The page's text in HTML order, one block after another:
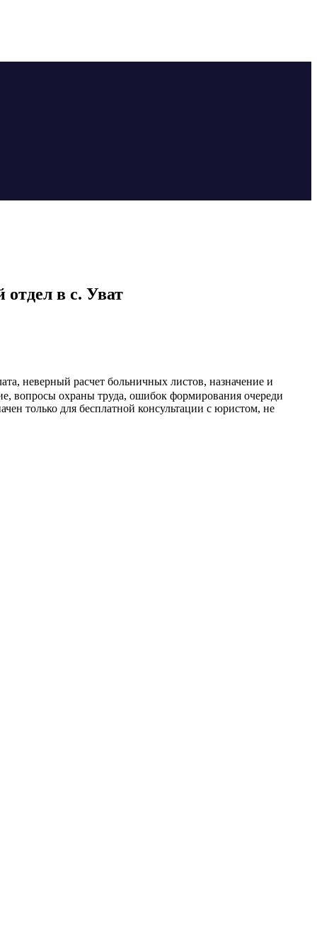
в с. Уват
неверный расчет больничных листов, назначение и
вопросы охраны труда, ошибок формирования очереди
только для бесплатной консультации с юристом, не